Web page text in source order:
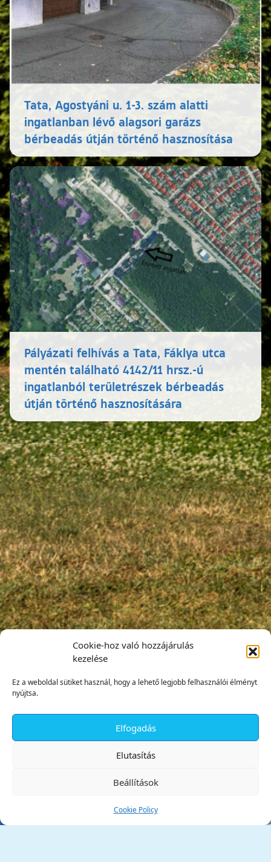
Cookie-hoz való hozzájárulás
kezelése
Ez a weboldal sütiket használ, hogy a lehető legjobb felhasználói élményt
nyújtsa.
Elfogadás
Elutasítás
Beállítások
Cookie Policy
Tata, Agostyáni u. 1-3. szám alatti
ingatlanban lévő alagsori garázs
bérbeadás útján történő hasznosítása
Pályázati felhívás a Tata, Fáklya utca
mentén található 4142/11 hrsz.-ú
ingatlanból területrészek bérbeadás
útján történő hasznosítására
Tata Város Önkormányzata
✕